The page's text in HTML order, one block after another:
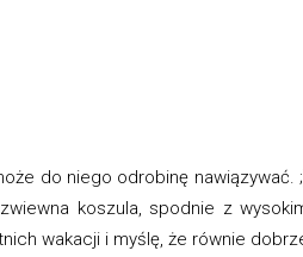
do niego odrobinę nawiązywać.
koszula, spodnie z
wakacji i myślę, że równie